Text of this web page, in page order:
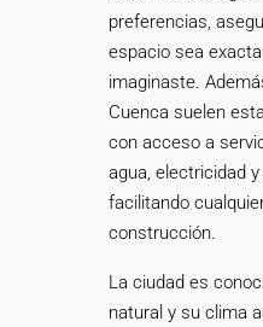
preferencias,
espacio sea
imaginaste.
Cuenca suelen
con acceso a
agua, electricidad
facilitando
construcción.
La ciudad es
natural y su clima